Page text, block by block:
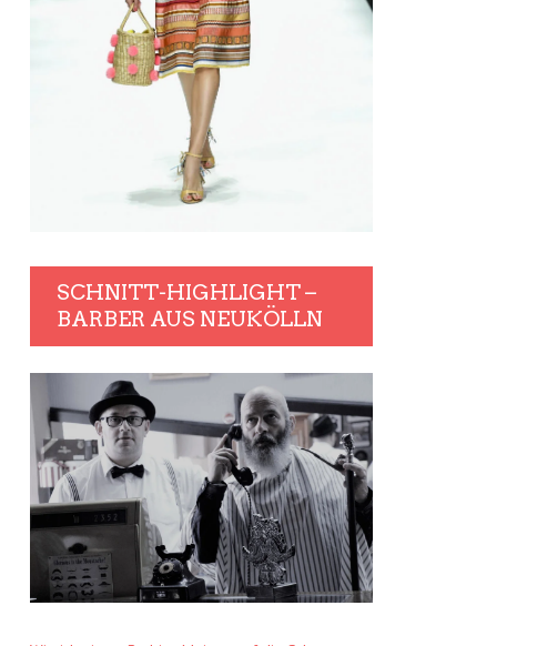
SCHNITT-HIGHLIGHT –
BARBER AUS NEUKÖLLN